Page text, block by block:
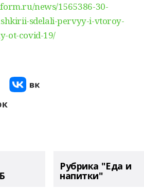
news/1565386-30-
sdelali-pervyy-i-vtoroy-
ot-covid-19/
Рубрика "Еда и
напитки"